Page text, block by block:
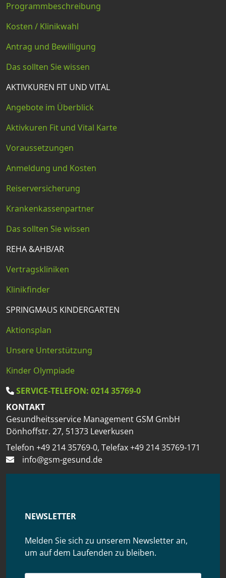
Programmbeschreibung
Kosten / Klinikwahl
Antrag und Bewilligung
Das sollten Sie wissen
AKTIVKUREN FIT UND VITAL
Angebote im Überblick
Aktivkuren Fit und Vital Karte
Voraussetzungen
Anmeldung und Kosten
Reiserversicherung
Krankenkassenpartner
Das sollten Sie wissen
REHA &AHB/AR
Vertragskliniken
Klinikfinder
SPRINGMAUS KINDERGARTEN
Aktionsplan
Unsere Unterstützung
Kinder Olympiade
SERVICE-TELEFON: 0214 35769-0
KONTAKT
Gesundheitsservice Management GSM GmbH
Dönhoffstr. 27, 51373 Leverkusen
Telefon +49 214 35769-0, Telefax +49 214 35769-171
info@gsm-gesund.de
NEWSLETTER
Melden Sie sich zu unserem Newsletter an,
um auf dem Laufenden zu bleiben.